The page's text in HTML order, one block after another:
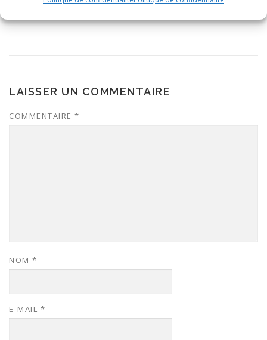
LAISSER UN COMMENTAIRE
COMMENTAIRE *
NOM *
E-MAIL *